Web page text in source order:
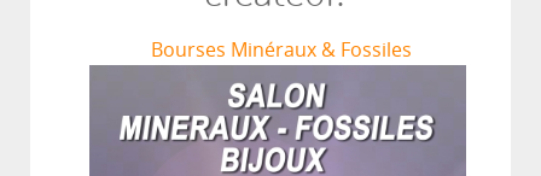
Bourses Minéraux & Fossiles